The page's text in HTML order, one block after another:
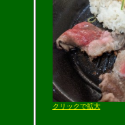
クリックで拡大